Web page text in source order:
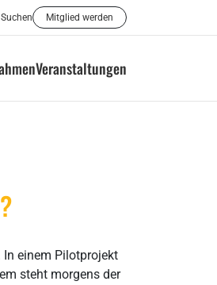
Suchen Mitglied werden
Veranstaltungen
einem Pilotprojekt
steht morgens der